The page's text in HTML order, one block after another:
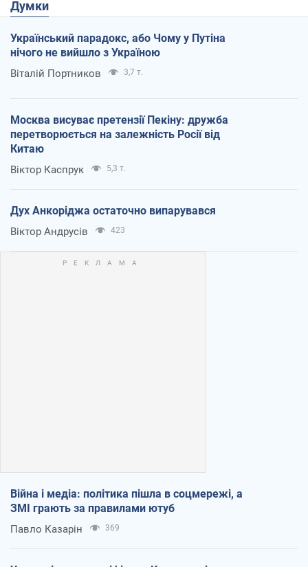
Думки
Український парадокс, або Чому у Путіна
нічого не вийшло з Україною
Віталій Портников 3,7 т.
Москва висуває претензії Пекіну: дружба
перетворюється на залежність Росії від
Китаю
Віктор Каспрук 5,3 т.
Дух Анкоріджа остаточно випарувався
Віктор Андрусів 423
Війна і медіа: політика пішла в соцмережі, а
ЗМІ грають за правилами ютуб
Павло Казарін 369